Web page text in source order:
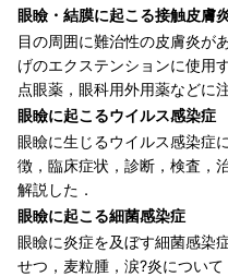
眼瞼・結膜に起こる接触皮膚
目の周囲に難治性の皮膚炎が
げのエクステンションに使用
点眼薬，眼科用外用薬などに
眼瞼に起こるウイルス感染症
眼瞼に生じるウイルス感染症
徴，臨床症状，診断，検査，
解説した．
眼瞼に起こる細菌感染症
眼瞼に炎症を及ぼす細菌感染
せつ，麦粒腫，涙?炎につい